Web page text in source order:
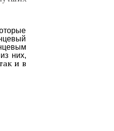
них,
и в